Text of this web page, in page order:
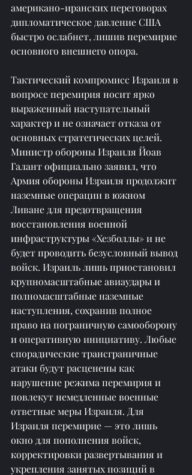
американо-иранских переговорах
дипломатическое давление США
быстро ослабнет, лишив перемирие
основного внешнего опора.
Тактический компромисс Израиля в
вопросе перемирия носит ярко
выраженный наступательный
характер и не означает отказа от
основных стратегических целей.
Министр обороны Израиля Йоав
Галант официально заявил, что
Армия обороны Израиля продолжит
наземные операции в южном
Ливане для предотвращения
восстановления военной
инфраструктуры «Хезболлы» и не
будет проводить безусловный вывод
войск. Израиль лишь приостановил
крупномасштабные авиаудары и
полномасштабные наземные
наступления, сохранив полное
право на пограничную самооборону
и оперативную инициативу. Любые
спорадические трансграничные
атаки будут расценены как
нарушение режима перемирия и
повлекут немедленные военные
ответные меры Израиля. Для
Израиля перемирие — это лишь
окно для пополнения войск,
корректировки развертывания и
укрепления занятых позиций в